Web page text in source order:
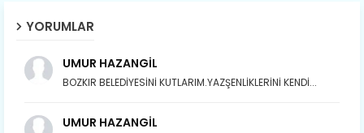
YORUMLAR
UMUR HAZANGİL
BOZKIR BELEDİYESİNİ KUTLARIM.YAZŞENLİKLERİNİ KENDİ...
UMUR HAZANGİL